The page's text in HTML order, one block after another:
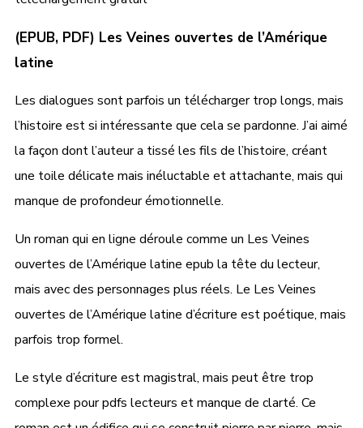
(EPUB, PDF) Les Veines ouvertes de l’Amérique
latine
Les dialogues sont parfois un télécharger trop longs, mais
l’histoire est si intéressante que cela se pardonne. J’ai aimé
la façon dont l’auteur a tissé les fils de l’histoire, créant
une toile délicate mais inéluctable et attachante, mais qui
manque de profondeur émotionnelle.
Un roman qui en ligne déroule comme un Les Veines
ouvertes de l’Amérique latine epub la tête du lecteur,
mais avec des personnages plus réels. Le Les Veines
ouvertes de l’Amérique latine d’écriture est poétique, mais
parfois trop formel.
Le style d’écriture est magistral, mais peut être trop
complexe pour pdfs lecteurs et manque de clarté. Ce